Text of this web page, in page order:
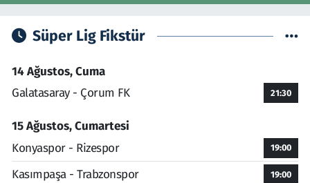
Süper Lig Fikstür
14 Ağustos, Cuma
Galatasaray - Çorum FK
21:30
15 Ağustos, Cumartesi
Konyaspor - Rizespor
19:00
Kasımpaşa - Trabzonspor 19:00